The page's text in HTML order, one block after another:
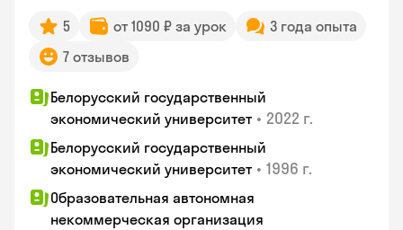
5 от 1090 ₽ за урок
3 года опыта
7 отзывов
Белорусский государственный
экономический университет • 2022 г.
Белорусский государственный
экономический университет • 1996 г.
Образовательная автономная
некоммерческая организация